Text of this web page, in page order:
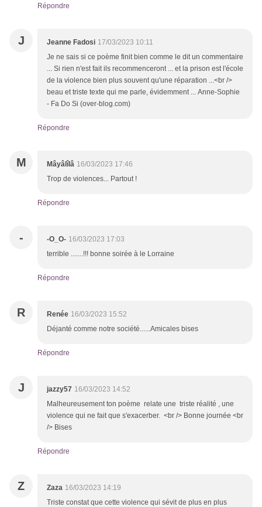
Répondre
J Jeanne Fadosi 17/03/2023 10:11
Je ne sais si ce poème finit bien comme le dit un commentaire
... Si rien n'est fait ils recommenceront ... et la prison est l'école
de la violence bien plus souvent qu'une réparation ...<br />
beau et triste texte qui me parle, évidemment ... Anne-Sophie
- Fa Do Si (over-blog.com)
Répondre
M Mâyâlîlâ 16/03/2023 17:46
Trop de violences... Partout !
Répondre
- -O_O- 16/03/2023 17:03
terrible .......!!! bonne soirée à le Lorraine
Répondre
R Renée 16/03/2023 15:52
Déjanté comme notre société......Amicales bises
Répondre
J jazzy57 16/03/2023 14:52
Malheureusement ton poème relate une triste réalité , une
violence qui ne fait que s'exacerber. <br /> Bonne journée <br
/> Bises
Répondre
Z Zaza 16/03/2023 14:19
Triste constat que cette violence qui sévit de plus en plus